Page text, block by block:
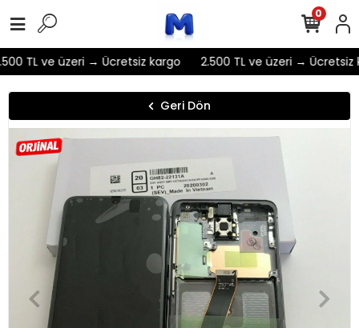
TL ve üzeri → Ücretsiz kargo 2.500 TL ve üzeri → Ücretsiz
0
Geri Dön